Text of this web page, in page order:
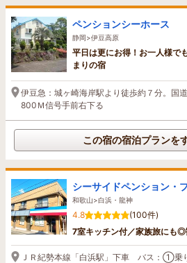
ペンションシーホース
静岡>伊豆高原
平日は更にお得！お一人様で
まりの宿
伊豆急：城ヶ崎海岸駅より徒歩約７分。国
800Ｍ信号手前右下る
この宿の宿泊プランを
シーサイドペンション・
和歌山>白浜・龍神
4.8
(100件)
7室キッチン付／家族旅にも
ＪＲ紀勢本線「白浜駅」下車 バス：①